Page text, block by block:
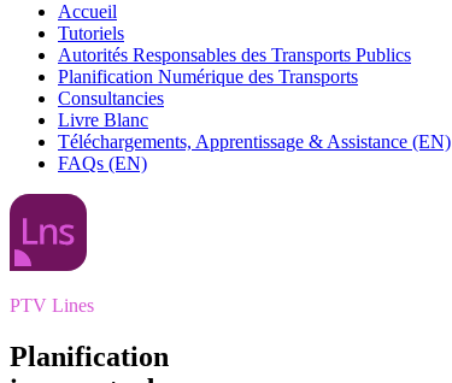
Accueil
Tutoriels
Autorités Responsables des Transports Publics
Planification Numérique des Transports
Consultancies
Livre Blanc
Téléchargements, Apprentissage & Assistance (EN)
FAQs (EN)
PTV Lines
Planification